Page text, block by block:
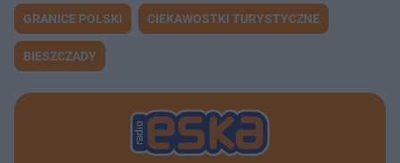
GRANICE POLSKI CIEKAWOSTKI TURYSTYCZNE
BIESZCZADY